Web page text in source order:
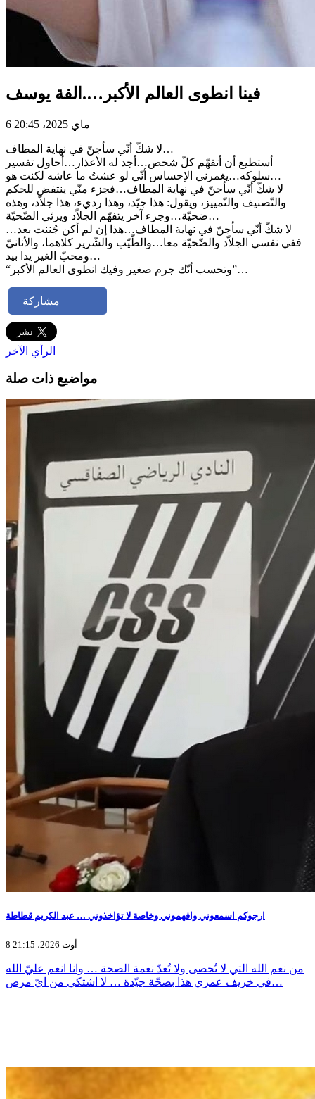
فينا انطوى العالم الأكبر….الفة يوسف
6 ماي 2025، 20:45
لا شكّ أنّي سأجنّ في نهاية المطاف…
أستطيع أن أتفهّم كلّ شخص…أجد له الأعذار…أحاول تفسير
سلوكه…يغمرني الإحساس أنّي لو عشتُ ما عاشه لكنت هو…
لا شكّ أنّي سأجنّ في نهاية المطاف…فجزء منّي ينتفض للحكم
والتّصنيف والتّمييز، ويقول: هذا جيّد، وهذا رديء، هذا جلاّد، وهذه
ضحيّة…وجزء آخر يتفهّم الجلاّد ويرثي الضّحيّة…
لا شكّ أنّي سأجنّ في نهاية المطاف…هذا إن لم أكن جُننت بعد…
ففي نفسي الجلاّد والضّحيّة معا…والطّيّب والشّرير كلاهما، والأنانيّ
ومحبّ الغير يدا بيد…
“وتحسب أنّك جرم صغير وفيك انطوى العالم الأكبر”…
مشاركة
الرأي الآخر
مواضيع ذات صلة
ارجوكم اسمعوني وافهموني وخاصة لا تؤاخذوني … عبد الكريم قطاطة
8 أوت 2026، 21:15
من نعم الله التي لا تُحصى ولا تُعدّ نعمة الصحة … وانا انعم عليّ الله
في خريف عمري هذا بصحّة جيّدة … لا اشتكي من ايّ مرض…